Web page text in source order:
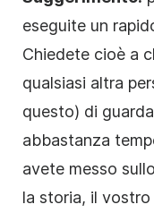
eseguite un
Chiedete cioè a
qualsiasi altra
questo) di
abbastanza
avete messo
la storia, il vostro